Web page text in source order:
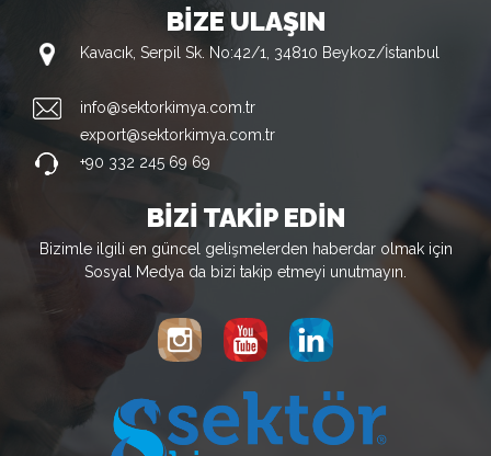
BİZE ULAŞIN
Kavacık, Serpil Sk. No:42/1, 34810 Beykoz/İstanbul
info@sektorkimya.com.tr
export@sektorkimya.com.tr
+90 332 245 69 69
BİZİ TAKİP EDİN
Bizimle ilgili en güncel gelişmelerden haberdar olmak için
Sosyal Medya da bizi takip etmeyi unutmayın.